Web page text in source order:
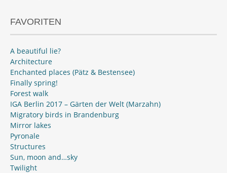
FAVORITEN
A beautiful lie?
Architecture
Enchanted places (Pätz & Bestensee)
Finally spring!
Forest walk
IGA Berlin 2017 – Gärten der Welt (Marzahn)
Migratory birds in Brandenburg
Mirror lakes
Pyronale
Structures
Sun, moon and…sky
Twilight